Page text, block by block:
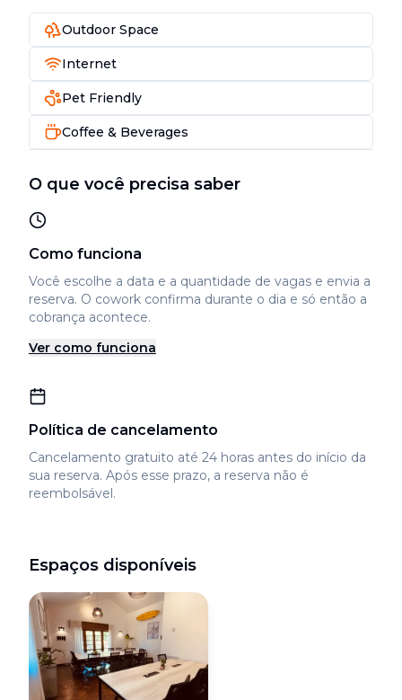
Outdoor Space
Internet
Pet Friendly
Coffee & Beverages
O que você precisa saber
Como funciona
Você escolhe a data e a quantidade de vagas e envia a
reserva. O cowork confirma durante o dia e só então a
cobrança acontece.
Ver como funciona
Política de cancelamento
Cancelamento gratuito até 24 horas antes do início da
sua reserva. Após esse prazo, a reserva não é
reembolsável.
Espaços disponíveis